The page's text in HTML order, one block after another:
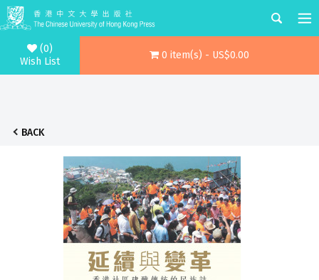
(0)
Wish List
0 item(s) - US$0.00
BACK